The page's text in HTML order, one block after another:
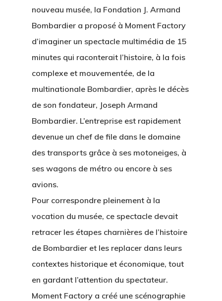
nouveau musée, la Fondation J. Armand
Bombardier a proposé à Moment Factory
d’imaginer un spectacle multimédia de 15
minutes qui raconterait l’histoire, à la fois
complexe et mouvementée, de la
multinationale Bombardier, après le décès
de son fondateur, Joseph Armand
Bombardier. L’entreprise est rapidement
devenue un chef de file dans le domaine
des transports grâce à ses motoneiges, à
ses wagons de métro ou encore à ses
avions.
Pour correspondre pleinement à la
vocation du musée, ce spectacle devait
retracer les étapes charnières de l’histoire
de Bombardier et les replacer dans leurs
contextes historique et économique, tout
en gardant l’attention du spectateur.
Moment Factory a créé une scénographie